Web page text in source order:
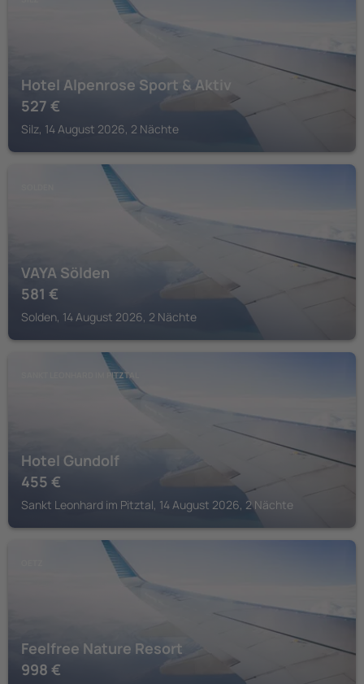
Hotel Alpenrose Sport & Aktiv
527 €
Silz, 14 August 2026, 2 Nächte
VAYA Sölden
581 €
Solden, 14 August 2026, 2 Nächte
SANKT LEONHARD IM PITZTAL
Hotel Gundolf
455 €
Sankt Leonhard im Pitztal, 14 August 2026, 2 Nächte
Feelfree Nature Resort
998 €